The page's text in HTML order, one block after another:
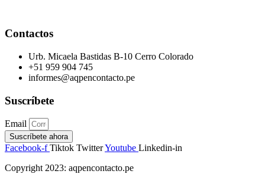
Contactos
Urb. Micaela Bastidas B-10 Cerro Colorado
+51 959 904 745
informes@aqpencontacto.pe
Suscríbete
Email
Suscríbete ahora
Facebook-f Tiktok TwitterYoutube Linkedin-in
Copyright 2023: aqpencontacto.pe